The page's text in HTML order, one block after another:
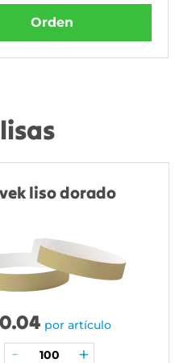
Orden
liso dorado
0.04 por artículo